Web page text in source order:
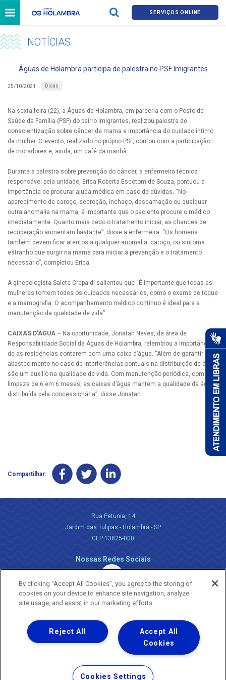
SERVIÇOS ONLINE
NOTÍCIAS
Águas de Holambra participa de palestra no PSF Imigrantes
25/10/2021 Dicas
Na sexta-feira (22), a Águas de Holambra, em parceria com o Posto de
Saúde da Família (PSF) do bairro Imigrantes, realizou palestra de
conscientização sobre câncer de mama e importância do cuidado íntimo
da mulher. O evento, realizado no próprio PSF, contou com a participação
de moradores e, ainda, um café da manhã.
Durante a palestra sobre prevenção do câncer, a enfermeira técnica
responsável pela unidade, Erica Roberta Escotom de Souza, pontuou a
importância de procurar ajuda médica em caso de dúvidas. “No
aparecimento de caroço, secreção, inchaço, descamação ou qualquer
outra anomalia na mama, é importante que o paciente procure o médico
imediatamente. Quanto mais cedo o tratamento iniciar, as chances de
recuperação aumentam bastante”, disse a enfermeira. “Os homens
também devem ficar atentos a qualquer anomalia, caroço, ou sintoma
estranho que surgir na mama para iniciar a prevenção e o tratamento
necessário”, completou Erica.
A ginecologista Salete Crepaldi salientou que “É importante que todas as
mulheres tomem todos os cuidados necessários, como o exame de toque
e a mamografia. O acompanhamento médico contínuo é ideal para a
manutenção da qualidade de vida”.
CAIXAS D’ÁGUA – Na oportunidade, Jonatan Neves, da área de
Responsabilidade Social da Águas de Holambra, relembrou a importância
de as residências contarem com uma caixa d’água. “Além de garantir o
abastecimento no caso de interferências pontuais na distribuição de água,
são um auxílio na qualidade de vida. Com manutenção periódica, como a
limpeza de 6 em 6 meses, as caixas d’água mantem a qualidade da água
distribuída pela concessionária”, disse Jonatan.
Compartilhar:
Rua Petunia, 14
Jardim das Tulipas - Holambra - SP
CEP 13825-000
Nossas Redes Sociais
Uma empresa
Copyright ® 2026 - Todos os Direitos Reservados.
Nossa natureza movimenta a vida
Termos Gerais de Uso de Sites e Aplicativos
By clicking “Accept All Cookies”, you agree to the storing of
cookies on your device to enhance site navigation, analyze
site usage, and assist in our marketing efforts.
Accept All
Cookies
Reject All
Cookies Settings